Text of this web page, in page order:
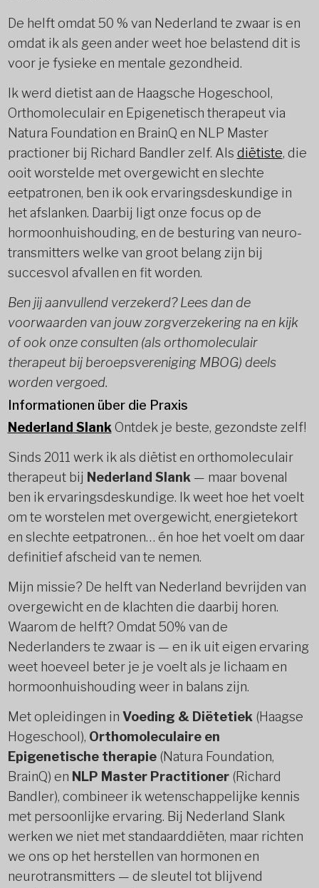
De helft omdat 50 % van Nederland te zwaar is en
omdat ik als geen ander weet hoe belastend dit is
voor je fysieke en mentale gezondheid.
Ik werd dietist aan de Haagsche Hogeschool,
Orthomoleculair en Epigenetisch therapeut via
Natura Foundation en BrainQ en NLP Master
practioner bij Richard Bandler zelf. Als diëtiste, die
ooit worstelde met overgewicht en slechte
eetpatronen, ben ik ook ervaringsdeskundige in
het afslanken. Daarbij ligt onze focus op de
hormoonhuishouding, en de besturing van neuro-
transmitters welke van groot belang zijn bij
succesvol afvallen en fit worden.
Ben jij aanvullend verzekerd? Lees dan de
voorwaarden van jouw zorgverzekering na en kijk
of ook onze consulten (als orthomoleculair
therapeut bij beroepsvereniging MBOG) deels
worden vergoed.
Informationen über die Praxis
Nederland Slank Ontdek je beste, gezondste zelf!
Sinds 2011 werk ik als diëtist en orthomoleculair
therapeut bij Nederland Slank — maar bovenal
ben ik ervaringsdeskundige. Ik weet hoe het voelt
om te worstelen met overgewicht, energietekort
en slechte eetpatronen… én hoe het voelt om daar
definitief afscheid van te nemen.
Mijn missie? De helft van Nederland bevrijden van
overgewicht en de klachten die daarbij horen.
Waarom de helft? Omdat 50% van de
Nederlanders te zwaar is — en ik uit eigen ervaring
weet hoeveel beter je je voelt als je lichaam en
hormoonhuishouding weer in balans zijn.
Met opleidingen in Voeding & Diëtetiek (Haagse
Hogeschool), Orthomoleculaire en
Epigenetische therapie(Natura Foundation,
BrainQ) en NLP Master Practitioner(Richard
Bandler), combineer ik wetenschappelijke kennis
met persoonlijke ervaring. Bij Nederland Slank
werken we niet met standaarddiëten, maar richten
we ons op het herstellen van hormonen en
neurotransmitters — de sleutel tot blijvend